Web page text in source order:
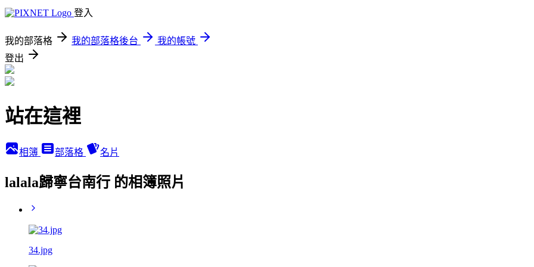
登入
我的部落格 我的部落格後台
我的帳號
登出
站在這裡
相簿 部落格 名片
lalala歸寧台南行 的相簿照片
34.jpg